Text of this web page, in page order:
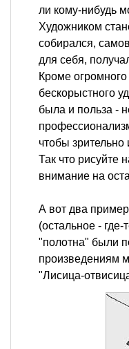
ли кому-нибудь
Художником
собирался,
для себя,
Кроме
бескорыстного
была и польза -
чтобы зрительно
Так что рисуйте
внимание на
А вот два
(остальное -
"полотна" были
произведениям
"Лисица-